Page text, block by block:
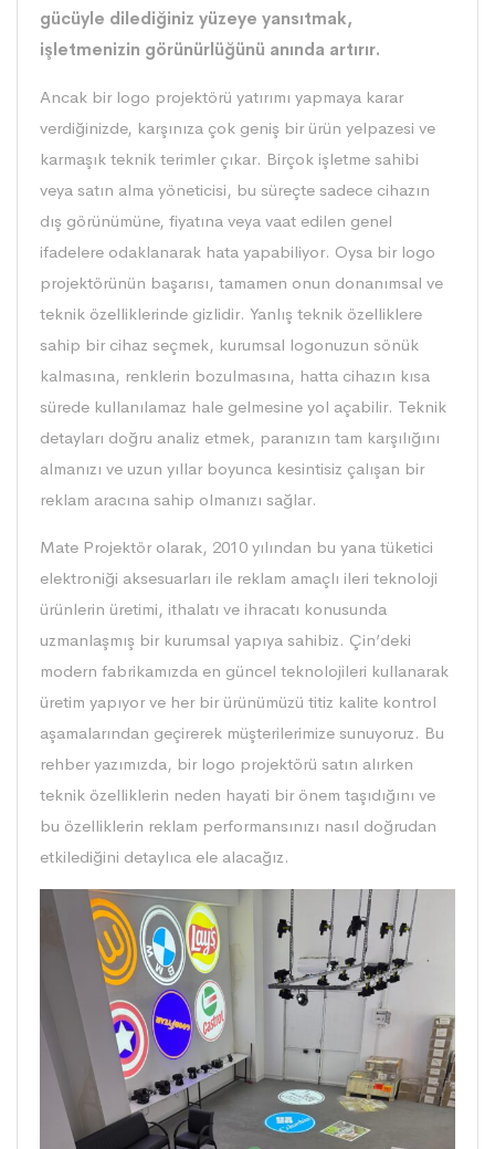
gücüyle dilediğiniz yüzeye yansıtmak,
işletmenizin görünürlüğünü anında artırır.
Ancak bir logo projektörü yatırımı yapmaya karar
verdiğinizde, karşınıza çok geniş bir ürün yelpazesi ve
karmaşık teknik terimler çıkar. Birçok işletme sahibi
veya satın alma yöneticisi, bu süreçte sadece cihazın
dış görünümüne, fiyatına veya vaat edilen genel
ifadelere odaklanarak hata yapabiliyor. Oysa bir logo
projektörünün başarısı, tamamen onun donanımsal ve
teknik özelliklerinde gizlidir. Yanlış teknik özelliklere
sahip bir cihaz seçmek, kurumsal logonuzun sönük
kalmasına, renklerin bozulmasına, hatta cihazın kısa
sürede kullanılamaz hale gelmesine yol açabilir. Teknik
detayları doğru analiz etmek, paranızın tam karşılığını
almanızı ve uzun yıllar boyunca kesintisiz çalışan bir
reklam aracına sahip olmanızı sağlar.
Mate Projektörolarak, 2010 yılından bu yana tüketici
elektroniği aksesuarları ile reklam amaçlı ileri teknoloji
ürünlerin üretimi, ithalatı ve ihracatı konusunda
uzmanlaşmış bir kurumsal yapıya sahibiz. Çin’deki
modern fabrikamızda en güncel teknolojileri kullanarak
üretim yapıyor ve her bir ürünümüzü titiz kalite kontrol
aşamalarından geçirerek müşterilerimize sunuyoruz. Bu
rehber yazımızda, bir logo projektörü satın alırken
teknik özelliklerin neden hayati bir önem taşıdığını ve
bu özelliklerin reklam performansınızı nasıl doğrudan
etkilediğini detaylıca ele alacağız.